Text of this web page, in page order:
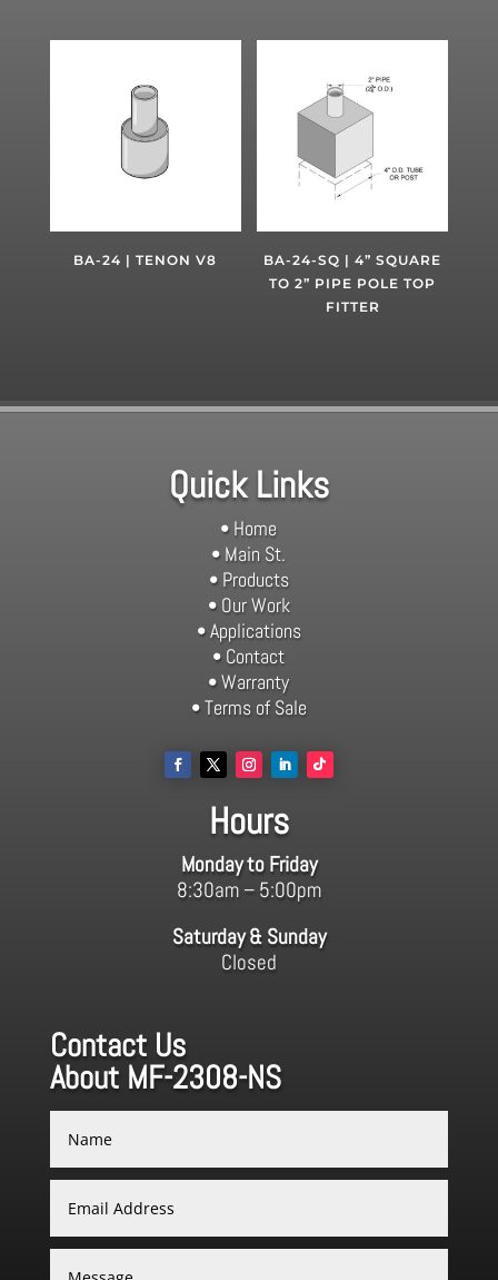
BA-24 | TENON V8
BA-24-SQ | 4” SQUARE
TO 2” PIPE POLE TOP
FITTER
Quick Links
• Home
• Main St.
• Products
• Our Work
• Applications
• Contact
• Warranty
• Terms of Sale
Hours
Monday to Friday
8:30am – 5:00pm
Saturday & Sunday
Closed
Contact Us
About MF-2308-NS